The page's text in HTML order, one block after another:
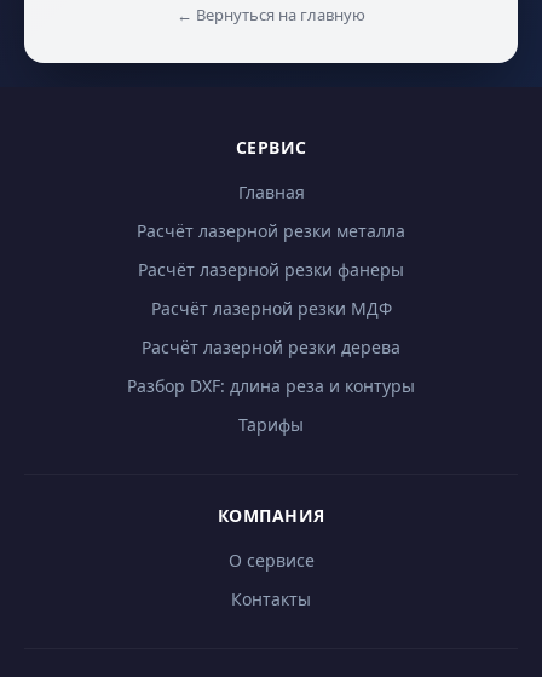
← Вернуться на главную
СЕРВИС
Главная
Расчёт лазерной резки металла
Расчёт лазерной резки фанеры
Расчёт лазерной резки МДФ
Расчёт лазерной резки дерева
Разбор DXF: длина реза и контуры
Тарифы
КОМПАНИЯ
О сервисе
Контакты